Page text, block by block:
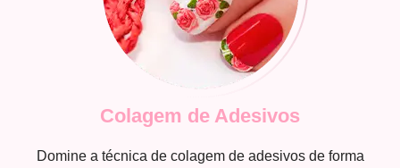
Colagem de Adesivos
Domine a técnica de colagem de adesivos de forma